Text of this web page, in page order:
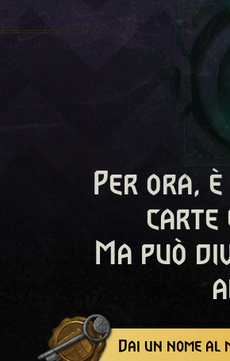
Per ora,
carte
Ma può
Dai un nome al